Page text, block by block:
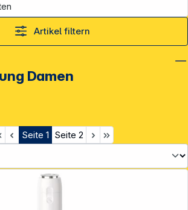
Artikel filtern
Damen
Seite 1 Seite 2